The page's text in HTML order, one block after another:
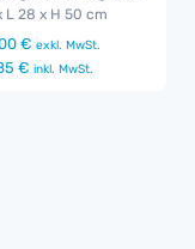
L 28 x H 50 cm
€ exkl. MwSt.
€ inkl. MwSt.